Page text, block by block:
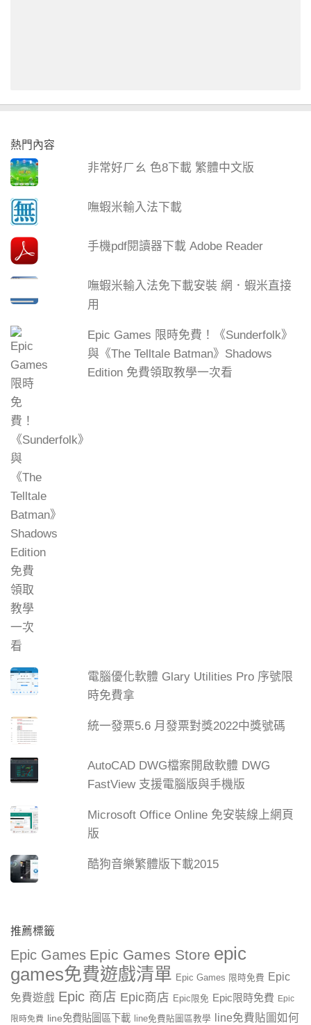
熱門內容
非常好ㄏㄠ 色8下載 繁體中文版
嘸蝦米輸入法下載
手機pdf閱讀器下載 Adobe Reader
嘸蝦米輸入法免下載安裝 網．蝦米直接
用
Epic Games 限時免費！《Sunderfolk》
與《The Telltale Batman》Shadows
Edition 免費領取教學一次看
電腦優化軟體 Glary Utilities Pro 序號限
時免費拿
統一發票5.6 月發票對獎2022中獎號碼
AutoCAD DWG檔案開啟軟體 DWG
FastView 支援電腦版與手機版
Microsoft Office Online 免安裝線上網頁
版
酷狗音樂繁體版下載2015
推薦標籤
Epic Games Epic Games Store epic
games免費遊戲清單 Epic Games 限時免費 Epic
免費遊戲 Epic 商店 Epic商店 Epic限免 Epic限時免費 Epic
限時免費 line免費貼圖區下載 line免費貼圖區教學
line免費貼圖如何